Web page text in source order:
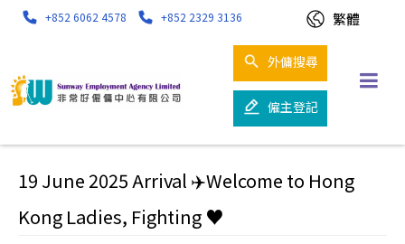
外傭搜尋
僱主登記
+852 6062 4578 +852 2329 3136 繁體
19 June 2025 Arrival ✈️Welcome to Hong
Kong Ladies, Fighting ♥